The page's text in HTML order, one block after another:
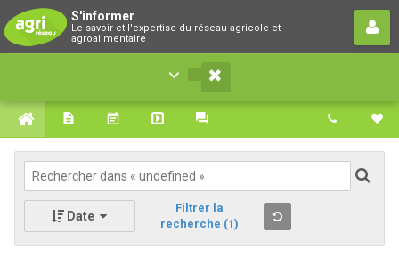
S'informer
Le savoir et l'expertise du réseau agricole et
agroalimentaire
Le savoir et l'expertise du réseau agricole et
agroalimentaire
Date
Filtrer la
recherche (1)